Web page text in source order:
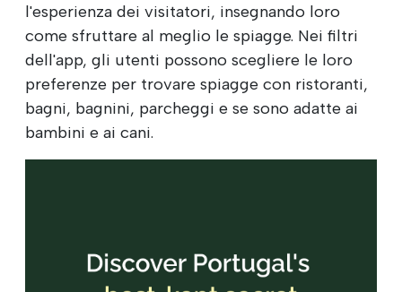
l'esperienza dei visitatori, insegnando loro
come sfruttare al meglio le spiagge. Nei filtri
dell'app, gli utenti possono scegliere le loro
preferenze per trovare spiagge con ristoranti,
bagni, bagnini, parcheggi e se sono adatte ai
bambini e ai cani.